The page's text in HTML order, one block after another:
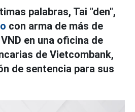
palabras, Tai "den",
con arma de más de
en una oficina de
de Vietcombank,
de sentencia para sus